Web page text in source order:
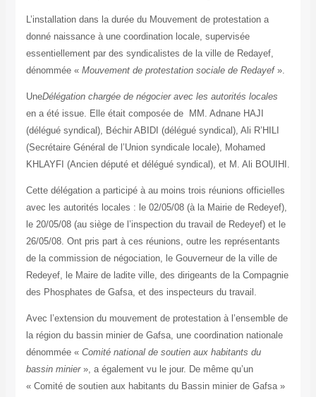
L’installation dans la durée du Mouvement de protestation a
donné naissance à une coordination locale, supervisée
essentiellement par des syndicalistes de la ville de Redayef,
dénommée « Mouvement de protestation sociale de Redayef».
UneDélégation chargée de négocier avec les autorités locales
en a été issue. Elle était composée de MM. Adnane HAJI
(délégué syndical), Béchir ABIDI (délégué syndical), Ali R’HILI
(Secrétaire Général de l’Union syndicale locale), Mohamed
KHLAYFI (Ancien député et délégué syndical), et M. Ali BOUIHI.
Cette délégation a participé à au moins trois réunions officielles
avec les autorités locales : le 02/05/08 (à la Mairie de Redeyef),
le 20/05/08 (au siège de l’inspection du travail de Redeyef) et le
26/05/08. Ont pris part à ces réunions, outre les représentants
de la commission de négociation, le Gouverneur de la ville de
Redeyef, le Maire de ladite ville, des dirigeants de la Compagnie
des Phosphates de Gafsa, et des inspecteurs du travail.
Avec l’extension du mouvement de protestation à l’ensemble de
la région du bassin minier de Gafsa, une coordination nationale
dénommée « Comité national de soutien aux habitants du
bassin minier», a également vu le jour. De même qu’un
« Comité de soutien aux habitants du Bassin minier de Gafsa »